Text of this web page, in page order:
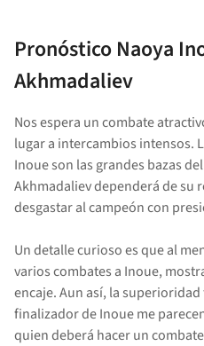
Pronóstico Naoya
Akhmadaliev
Nos espera un combate
lugar a intercambios intensos.
Inoue son las grandes bazas
Akhmadaliev dependerá de su
desgastar al campeón con
Un detalle curioso es que al
varios combates a Inoue,
encaje. Aun así, la
finalizador de Inoue me
quien deberá hacer un